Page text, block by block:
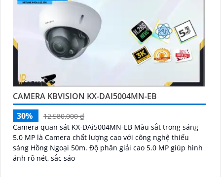
CAMERA KBVISION KX-DAI5004MN-EB
30%
12,580,000 ₫
Camera quan sát KX-DAi5004MN-EB Màu sắt trong sáng
5.0 MP là Camera chất lượng cao với công nghệ thiếu
sáng Hồng Ngoại 50m. Độ phân giải cao 5.0 MP giúp hình
ảnh rõ nét, sắc sảo